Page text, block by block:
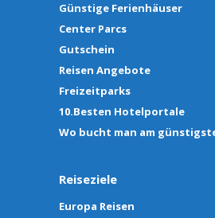
Günstige Ferienhäuser
Center Parcs
Gutschein
Reisen Angebote
Freizeitparks
10.Besten Hotelportale
Wo bucht man am
Reiseziele
Europa Reisen